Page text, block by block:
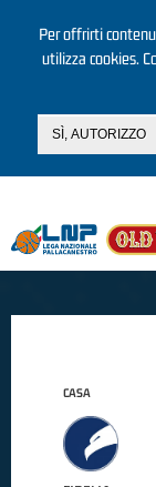
Per offrirti
utilizza cookies.
SÌ, AUTORIZZO
CASA